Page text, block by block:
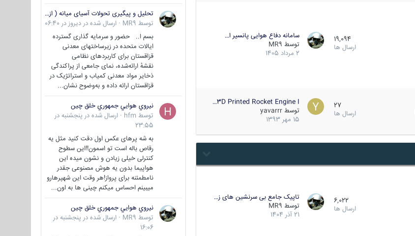
19,094
ارسال ها
سامانه دفاع هوایی پانسیر ا…
توسط MR9
2 مرداد 1405
27
ارسال ها
3D Printed Rocket Engine I…
توسط yavarrr
15 مهر 1393
6,022
ارسال ها
تاپیک جامع بی سرنشین های ز…
توسط MR9
21 آذر 1404
تحلیل و پیگیری تحولات آسیای میانه ( ازبکستان، تاجیکستان، ترکمنستان، قزاقستان و قرقیزستان )
توسط MR9
· ارسال شده در دیروز در 06:40
بسم ا.. حضور و سرمایه گذاری گسترده
ایالات متحده در زیرساختهای معدنی
قزاقستان برای کاربردهای نظامی
نقشهٔ ارائه‌شده، نمای جامعی از پراکندگی
ذخایر مواد معدنی کمیاب و استراتژیک در
قزاقستان ارائه داده و به‌وضوح نشان...
نيروي هوايي جمهوري خلق چين
توسط hfm
· ارسال شده در پنجشنبه در
23:55
به شه پرهای عکس اول دقت کنید مثل یه
رقاص باله است تو اسمون!!این سطوح
کنترلی خیلی زیادن و نشون میده این
هواپیما بدون یه هوش مصنوعی جقدر
نامطمئنه برای پرواز!هر وقت این شهپرهارو
میبینم احساس میکنم چینی ها به اون...
نيروي هوايي جمهوري خلق چين
توسط MR9
· ارسال شده در پنجشنبه در
16:06